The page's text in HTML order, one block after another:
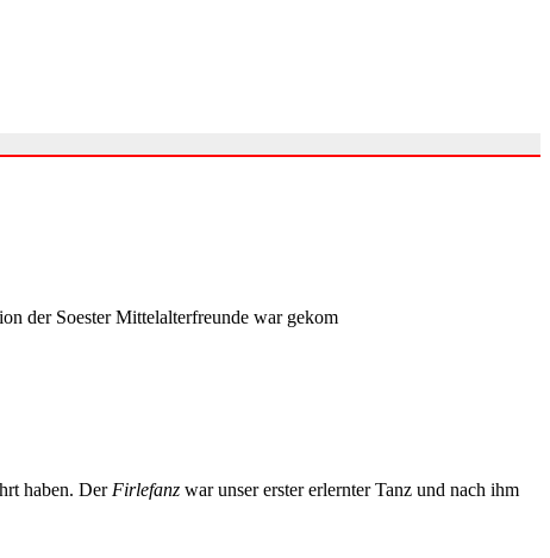
der Soester Mittelalterfreunde war gekom
haben. Der Firlefanz war unser erster erlernter Tanz und nach ihm